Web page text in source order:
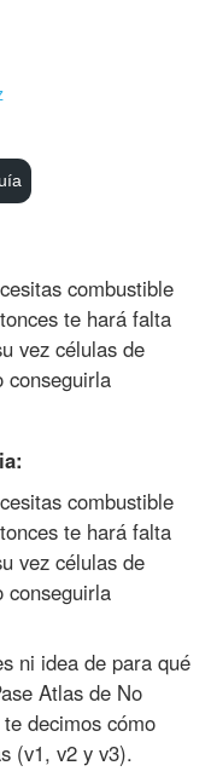
combustible
te hará falta
vez células de
conseguirla
combustible
te hará falta
vez células de
conseguirla
ni idea de para qué
Atlas de No
decimos cómo
(v1, v2 y v3).